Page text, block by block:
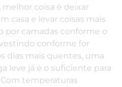
coisa é deixar
casa e levar coisas mais
por camadas conforme o
conforme for
dias mais quentes, uma
leve já é o suficiente para
temperaturas